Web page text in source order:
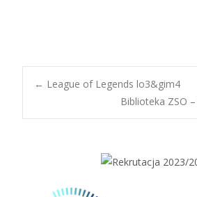
Post
← League of Legends lo3&gim4
Biblioteka ZSO